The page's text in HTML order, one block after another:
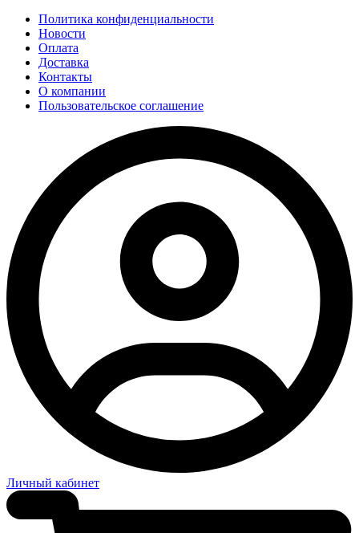
Политика конфиденциальности
Новости
Оплата
Доставка
Контакты
О компании
Пользовательское соглашение
Личный кабинет